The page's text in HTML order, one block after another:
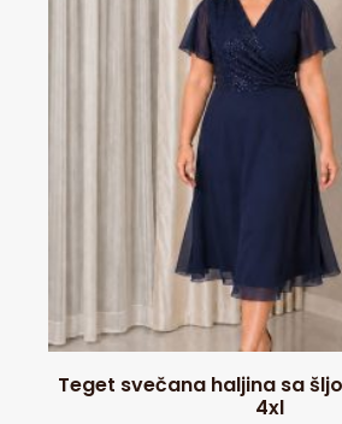
Teget svečana haljina sa
4xl